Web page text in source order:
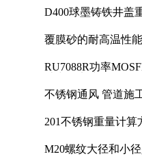
D400球墨铸铁井盖
覆膜砂的耐高温性
RU7088R功率
不锈钢通风 管道施
201不锈钢重量计算
M20螺纹大径和小